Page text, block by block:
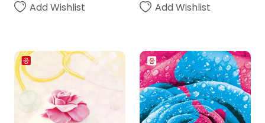
Add Wishlist Add Wishlist